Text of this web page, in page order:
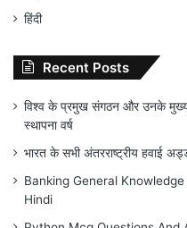
हिंदी
Recent Posts
विश्व के प्रमुख संगठन और उनके
स्थापना वर्ष
भारत के सभी अंतरराष्ट्रीय हवाई
Banking General
Hindi